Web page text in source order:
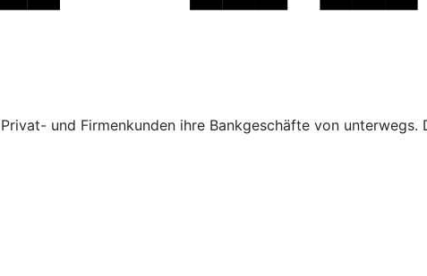
und Firmenkunden ihre Bankgeschäfte von